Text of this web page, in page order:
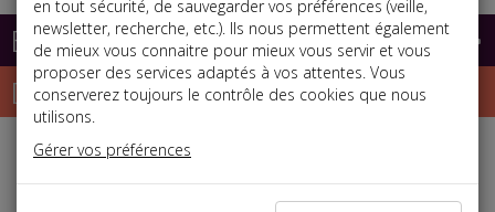
Base documentaire
Dépêches
Liste des dernières dépêches
en tout sécurité, de sauvegarder vos préférences (veille,
newsletter, recherche, etc.). Ils nous permettent également
de mieux vous connaitre pour mieux vous servir et vous
proposer des services adaptés à vos attentes. Vous
conserverez toujours le contrôle des cookies que nous
utilisons.
Gérer vos préférences